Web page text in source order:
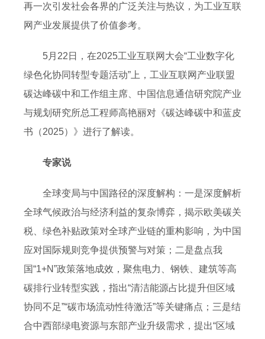
再一次引发社会各界的广泛关注与热议，为工业互联
网产业发展提供了价值参考。
5月22日，在2025工业互联网大会“工业数字化
绿色化协同转型专题活动”上，工业互联网产业联盟
碳达峰碳中和工作组主席、中国信息通信研究院产业
与规划研究所总工程师高艳丽对《碳达峰碳中和蓝皮
书（2025）》进行了解读。
专家说
全球变局与中国路径的深度解构：一是深度解析
全球气候政治与经济利益的复杂博弈，揭示欧美碳关
税、绿色补贴政策对全球产业链的重构影响，为中国
应对国际规则竞争提供预警与对策；二是盘点我
国“1+N”政策落地成效，聚焦电力、钢铁、建筑等高
碳排行业转型实践，指出“清洁能源占比提升但区域
协同不足”“碳市场流动性待激活”等关键痛点；三是结
合中西部绿电资源与东部产业升级需求，提出“区域